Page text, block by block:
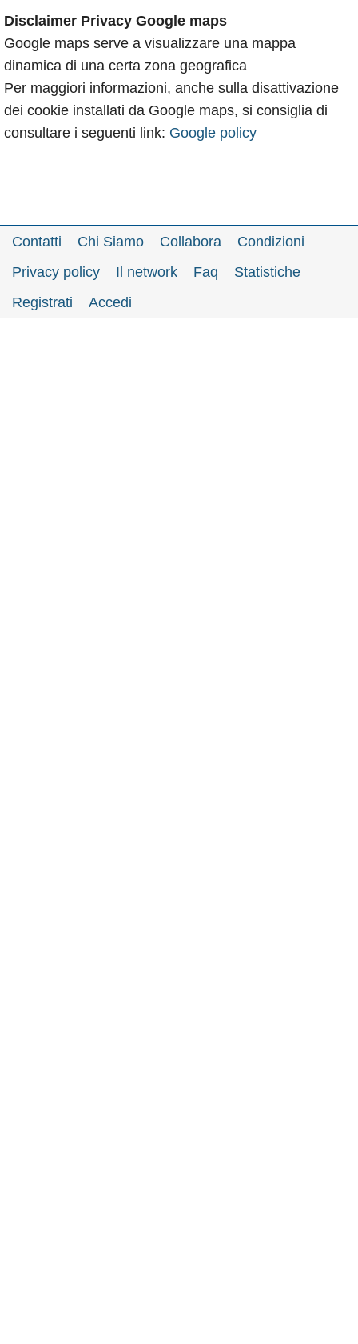
Disclaimer Privacy Google maps
Google maps serve a visualizzare una mappa
dinamica di una certa zona geografica
Per maggiori informazioni, anche sulla disattivazione
dei cookie installati da Google maps, si consiglia di
consultare i seguenti link: Google policy
Contatti Chi Siamo Collabora
Condizioni
Privacy policy
Il network Faq
Statistiche
Registrati
Accedi